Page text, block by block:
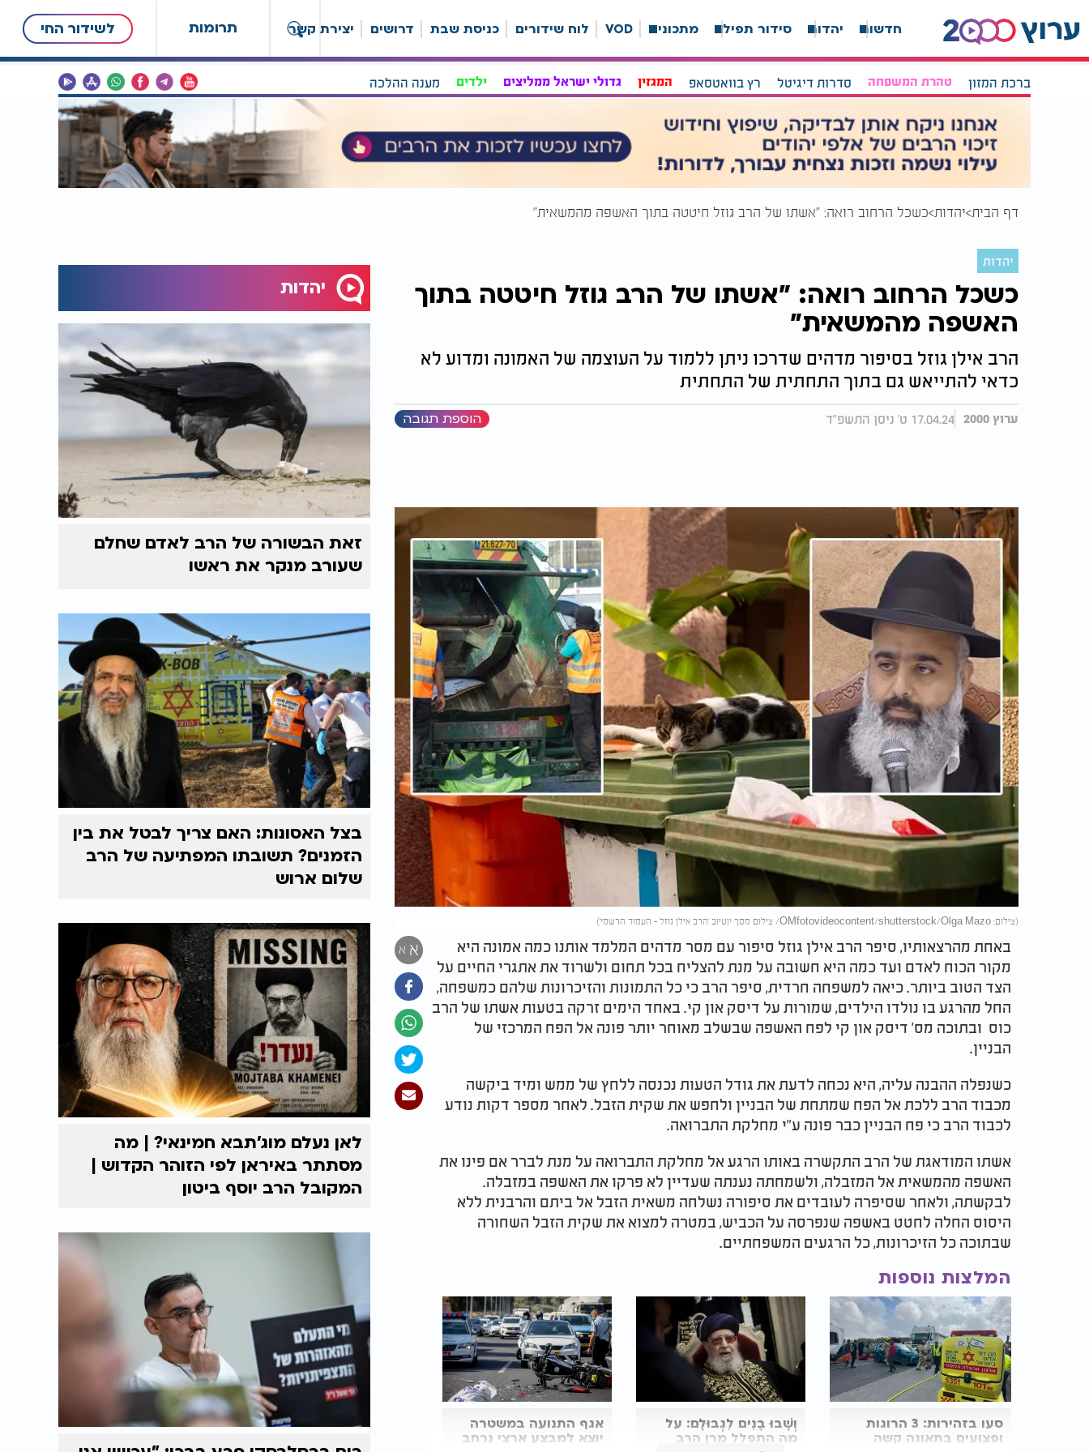
תרומות לשידור החי חדשות יהדות סידור תפילה מתכונים VOD לוח שידורים כניסת שבת דרושים יצירת קשר
ברכת המזון טהרת המשפחה סדרות דיגיטל רץ בוואטסאפ המגזין גדולי ישראל ממליצים ילדים מענה ההלכה
דף הבית יהדות כשכל הרחוב רואה: "אשתו של הרב גוזל חיטטה בתוך האשפה מהמשאית"
יהדות
כשכל הרחוב רואה: "אשתו של הרב גוזל חיטטה בתוך
האשפה מהמשאית"
הרב אילן גוזל בסיפור מדהים שדרכו ניתן ללמוד על העוצמה של האמונה ומדוע לא
כדאי להתייאש גם בתוך התחתית של התחתית
ערוץ 2000 17.04.24 ט' ניסן התשפ"ד הוספת תגובה
(צילום: OMfotovideocontent/shutterstock/Olga Mazo/ צילום מסך יוטיוב 'הרב אילן גוזל - העמוד הרשמי')
א א
באחת מהרצאותיו, סיפר הרב אילן גוזל סיפור עם מסר מדהים המלמד אותנו כמה אמונה היא
מקור הכוח לאדם ועד כמה היא חשובה על מנת להצליח בכל תחום ולשרוד את אתגרי החיים על
הצד הטוב ביותר. כיאה למשפחה חרדית, סיפר הרב כי כל התמונות והזיכרונות שלהם כמשפחה,
החל מהרגע בו נולדו הילדים, שמורות על דיסק און קי. באחד הימים זרקה בטעות אשתו של הרב
כוס ובתוכה מס' דיסק און קי לפח האשפה שבשלב מאוחר יותר פונה אל הפח המרכזי של
הבניין.
כשנפלה ההבנה עליה, היא נכחה לדעת את גודל הטעות נכנסה ללחץ של ממש ומיד ביקשה
מכבוד הרב ללכת אל הפח שמתחת של הבניין ולחפש את שקית הזבל. לאחר מספר דקות נודע
לכבוד הרב כי פח הבניין כבר פונה ע"י מחלקת התברואה.
אשתו המודאגת של הרב התקשרה באותו הרגע אל מחלקת התברואה על מנת לברר אם פינו את
האשפה מהמשאית אל המזבלה, ולשמחתה נענתה שעדיין לא פרקו את האשפה במזבלה.
לבקשתה, ולאחר שסיפרה לעובדים את סיפורה נשלחה משאית הזבל אל ביתם והרבנית ללא
היסוס החלה לחטט באשפה שנפרסה על הכביש, במטרה למצוא את שקית הזבל השחורה
שבתוכה כל הזיכרונות, כל הרגעים המשפחתיים.
המלצות נוספות
סעו בזהירות: 3 הרוגות
ופצועים בתאונה קשה
וְשָׁבוּ בָנִים לִגְבוּלָם: על
מה התפלל מרן הרב
אגף התנועה במשטרה
יוצא למבצע ארצי נרחב
יהדות
זאת הבשורה של הרב לאדם שחלם
שעורב מנקר את ראשו
בצל האסונות: האם צריך לבטל את בין
הזמנים? תשובתו המפתיעה של הרב
שלום ארוש
לאן נעלם מוג'תבא חמינאי? | מה
מסתתר באיראן לפי הזוהר הקדוש |
המקובל הרב יוסף ביטון